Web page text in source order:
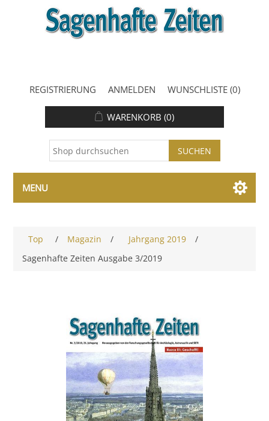
REGISTRIERUNG ANMELDEN WUNSCHLISTE (0)
WARENKORB (0)
MENU
Top / Magazin / Jahrgang 2019
/
Sagenhafte Zeiten Ausgabe 3/2019